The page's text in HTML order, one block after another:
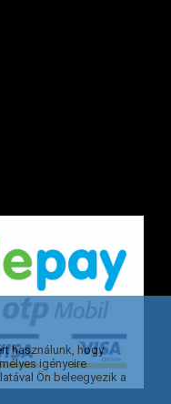
használunk, hogy
igényeire
Ön beleegyezik a